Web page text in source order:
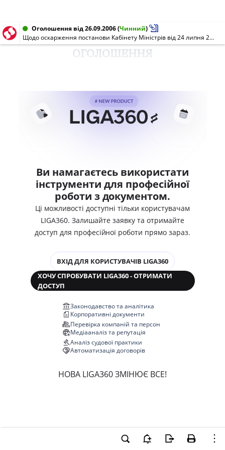
Оголошення від 26.09.2006(Чинний)
Щодо оскарження постанови Кабінету Міністрів від 24 липня 2006 р. N 1004 "Про визначення уповноваженого банку, який обслуговує поточні рахунки із спеціальним режимом використання учасників оптового ринку електричної енергії"
ОГОЛОШЕННЯ
Ви намагаєтесь використати
інструменти для професійної
роботи з документом.
Ці можливості доступні тільки користувачам
LIGA360. Залишайте заявку та отримайте
доступ для професійної роботи прямо зараз.
ВХІД ДЛЯ КОРИСТУВАЧІВ LIGA360
ХОЧУ СПРОБУВАТИ LIGA360 - ОТРИМАТИ
ДОСТУП
Законодавство та аналітика
Корпоративні документи
Перевірка компаній та персон
Медіааналіз та репутація
Аналіз судової практики
Автоматизація договорів
НОВА LIGA360 ЗМІНЮЄ ВСЕ!